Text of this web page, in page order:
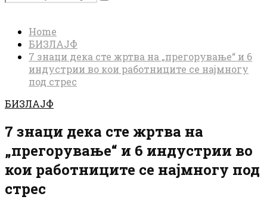
for:
Search
Home
БИЗЛАЈФ
7 знаци дека сте жртва на „прегорување“ и 6
индустрии во кои работниците се најмногу
под стрес
БИЗЛАЈФ
7 знаци дека сте жртва на
„прегорување“ и 6 индустрии во
кои работниците се најмногу под
стрес